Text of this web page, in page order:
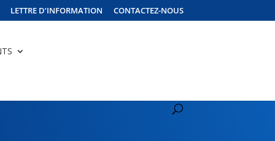
LETTRE D’INFORMATION CONTACTEZ-NOUS